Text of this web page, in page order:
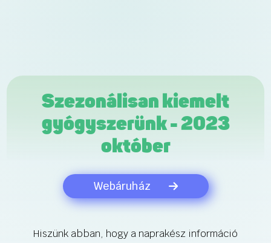
Szezonálisan kiemelt
gyógyszerünk - 2023
október
Webáruház
Hiszünk abban, hogy a naprakész információ